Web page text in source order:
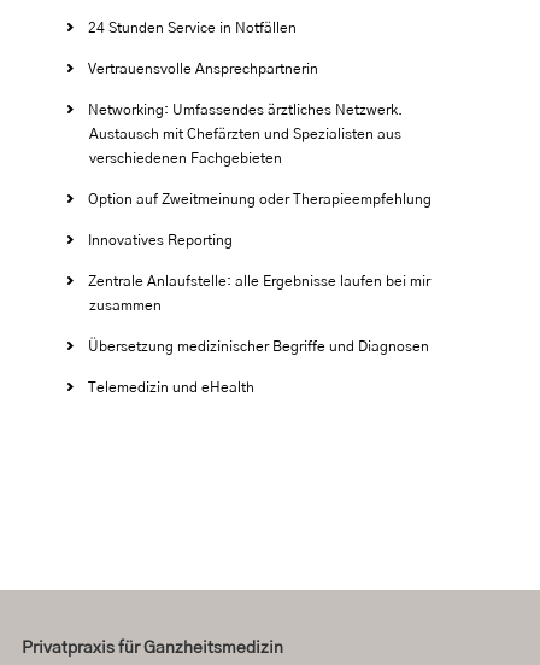
24 Stunden Service in Notfällen
Vertrauensvolle Ansprechpartnerin
Networking: Umfassendes ärztliches Netzwerk.
Austausch mit Chefärzten und Spezialisten aus
verschiedenen Fachgebieten
Option auf Zweitmeinung oder Therapieempfehlung
Innovatives Reporting
Zentrale Anlaufstelle: alle Ergebnisse laufen bei mir
zusammen
Übersetzung medizinischer Begriffe und Diagnosen
Telemedizin und eHealth
Privatpraxis für Ganzheitsmedizin